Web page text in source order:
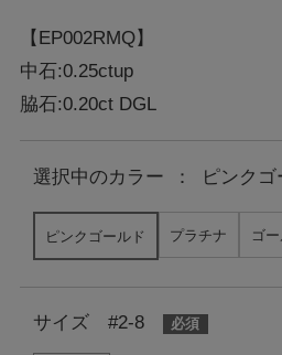
【EP002RMQ】
中石:0.25ctup
脇石:0.20ct DGL
選択中のカラー ： ピンクゴ
ピンクゴールド プラチナ ゴ
サイズ #2-8